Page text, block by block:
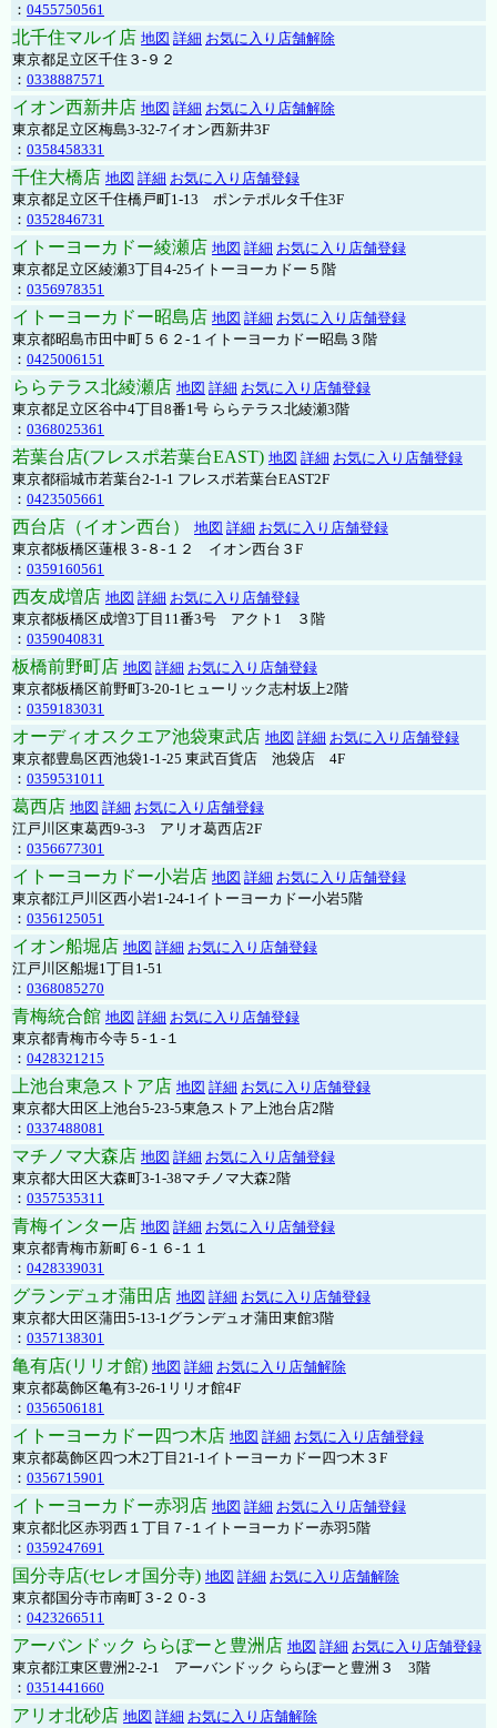
： 0455750561
北千住マルイ店 地図 詳細 お気に入り店舗解除
東京都足立区千住３-９２
： 0338887571
イオン西新井店 地図 詳細 お気に入り店舗解除
東京都足立区梅島3-32-7イオン西新井3F
： 0358458331
千住大橋店 地図 詳細 お気に入り店舗登録
東京都足立区千住橋戸町1-13 ポンテポルタ千住3F
： 0352846731
イトーヨーカドー綾瀬店 地図 詳細 お気に入り店舗登録
東京都足立区綾瀬3丁目4-25イトーヨーカドー５階
： 0356978351
イトーヨーカドー昭島店 地図 詳細 お気に入り店舗登録
東京都昭島市田中町５６２-１イトーヨーカドー昭島３階
： 0425006151
ららテラス北綾瀬店 地図 詳細 お気に入り店舗登録
東京都足立区谷中4丁目8番1号 ららテラス北綾瀬3階
： 0368025361
若葉台店(フレスポ若葉台EAST) 地図 詳細 お気に入り店舗登録
東京都稲城市若葉台2-1-1 フレスポ若葉台EAST2F
： 0423505661
西台店（イオン西台） 地図 詳細 お気に入り店舗登録
東京都板橋区蓮根３-８-１２ イオン西台３F
： 0359160561
西友成増店 地図 詳細 お気に入り店舗登録
東京都板橋区成増3丁目11番3号 アクト1 ３階
： 0359040831
板橋前野町店 地図 詳細 お気に入り店舗登録
東京都板橋区前野町3-20-1ヒューリック志村坂上2階
： 0359183031
オーディオスクエア池袋東武店 地図 詳細 お気に入り店舗登録
東京都豊島区西池袋1-1-25 東武百貨店 池袋店 4F
： 0359531011
葛西店 地図 詳細 お気に入り店舗登録
江戸川区東葛西9-3-3 アリオ葛西店2F
： 0356677301
イトーヨーカドー小岩店 地図 詳細 お気に入り店舗登録
東京都江戸川区西小岩1-24-1イトーヨーカドー小岩5階
： 0356125051
イオン船堀店 地図 詳細 お気に入り店舗登録
江戸川区船堀1丁目1-51
： 0368085270
青梅統合館 地図 詳細 お気に入り店舗登録
東京都青梅市今寺５-１-１
： 0428321215
上池台東急ストア店 地図 詳細 お気に入り店舗登録
東京都大田区上池台5-23-5東急ストア上池台店2階
： 0337488081
マチノマ大森店 地図 詳細 お気に入り店舗登録
東京都大田区大森町3-1-38マチノマ大森2階
： 0357535311
青梅インター店 地図 詳細 お気に入り店舗登録
東京都青梅市新町６-１６-１１
： 0428339031
グランデュオ蒲田店 地図 詳細 お気に入り店舗登録
東京都大田区蒲田5-13-1グランデュオ蒲田東館3階
： 0357138301
亀有店(リリオ館) 地図 詳細 お気に入り店舗解除
東京都葛飾区亀有3-26-1リリオ館4F
： 0356506181
イトーヨーカドー四つ木店 地図 詳細 お気に入り店舗登録
東京都葛飾区四つ木2丁目21-1イトーヨーカドー四つ木３F
： 0356715901
イトーヨーカドー赤羽店 地図 詳細 お気に入り店舗登録
東京都北区赤羽西１丁目７-１イトーヨーカドー赤羽5階
： 0359247691
国分寺店(セレオ国分寺) 地図 詳細 お気に入り店舗解除
東京都国分寺市南町３-２０-３
： 0423266511
アーバンドック ららぽーと豊洲店 地図 詳細 お気に入り店舗登録
東京都江東区豊洲2-2-1 アーバンドック ららぽーと豊洲３ 3階
： 0351441660
アリオ北砂店 地図 詳細 お気に入り店舗解除